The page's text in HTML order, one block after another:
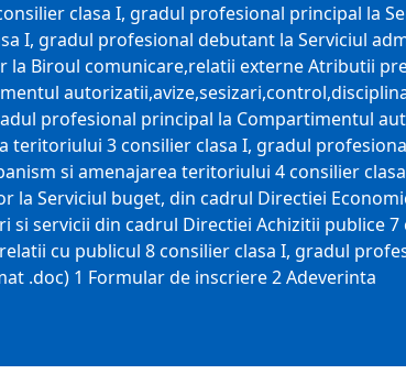
clasa I, gradul profesional principal la
I, gradul profesional debutant la Serviciul
Biroul comunicare,relatii externe Atributii
profesional principal la Compartimentul
3 consilier clasa I, gradul
si amenajarea teritoriului 4 consilier
Serviciul buget, din cadrul Directiei
servicii din cadrul Directiei Achizitii publice
cu publicul 8 consilier clasa I, gradul
.doc) 1 Formular de inscriere 2 Adeverinta